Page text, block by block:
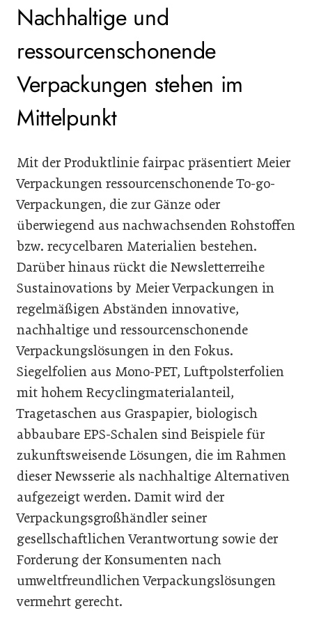
Nachhaltige und
ressourcenschonende
Verpackungen stehen im
Mittelpunkt
Mit der Produktlinie fairpac präsentiert Meier
Verpackungen ressourcenschonende To-go-
Verpackungen, die zur Gänze oder
überwiegend aus nachwachsenden Rohstoffen
bzw. recycelbaren Materialien bestehen.
Darüber hinaus rückt die Newsletterreihe
Sustainovations by Meier Verpackungen in
regelmäßigen Abständen innovative,
nachhaltige und ressourcenschonende
Verpackungslösungen in den Fokus.
Siegelfolien aus Mono-PET, Luftpolsterfolien
mit hohem Recyclingmaterialanteil,
Tragetaschen aus Graspapier, biologisch
abbaubare EPS-Schalen sind Beispiele für
zukunftsweisende Lösungen, die im Rahmen
dieser Newsserie als nachhaltige Alternativen
aufgezeigt werden. Damit wird der
Verpackungsgroßhändler seiner
gesellschaftlichen Verantwortung sowie der
Forderung der Konsumenten nach
umweltfreundlichen Verpackungslösungen
vermehrt gerecht.